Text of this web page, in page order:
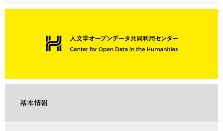
基本情報